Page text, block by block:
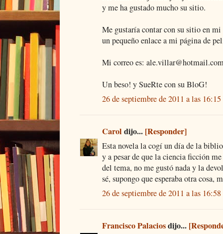
y me ha gustado mucho su sitio.
Me gustaría contar con su sitio en
un pequeño enlace a mi página de
Mi correo es:
Un beso! y SueRte con su BloG!
26 de septiembre de 2011 a las 16:15
Carol dijo... [Responder]
Esta novela la cogí un día de la
y a pesar de que la ciencia ficción
del tema, no me gustó nada y la
sé, supongo que esperaba otra cosa,
26 de septiembre de 2011 a las 16:58
Francisco Palaciosdijo...